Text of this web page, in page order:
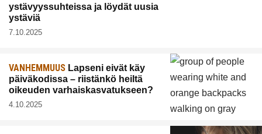
ystävyyssuhteissa ja löydät uusia
ystäviä
7.10.2025
VANHEMMUUS Lapseni eivät käy
päiväkodissa – riistänkö heiltä
oikeuden varhaiskasvatukseen?
4.10.2025